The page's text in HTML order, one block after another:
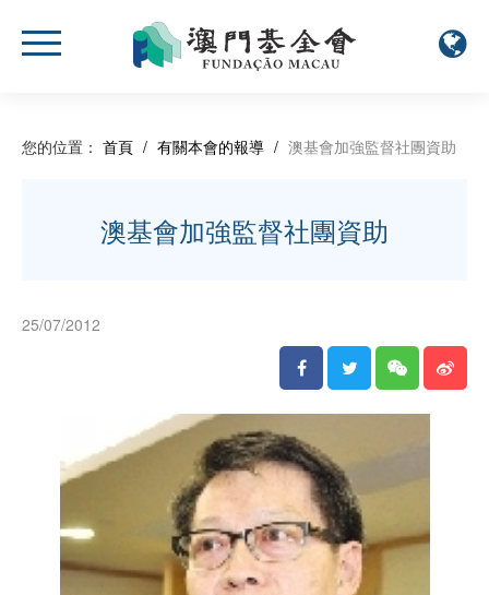
您的位置： 首頁 / 有關本會的報導 / 澳基會加強監督社團資助
澳基會加強監督社團資助
25/07/2012